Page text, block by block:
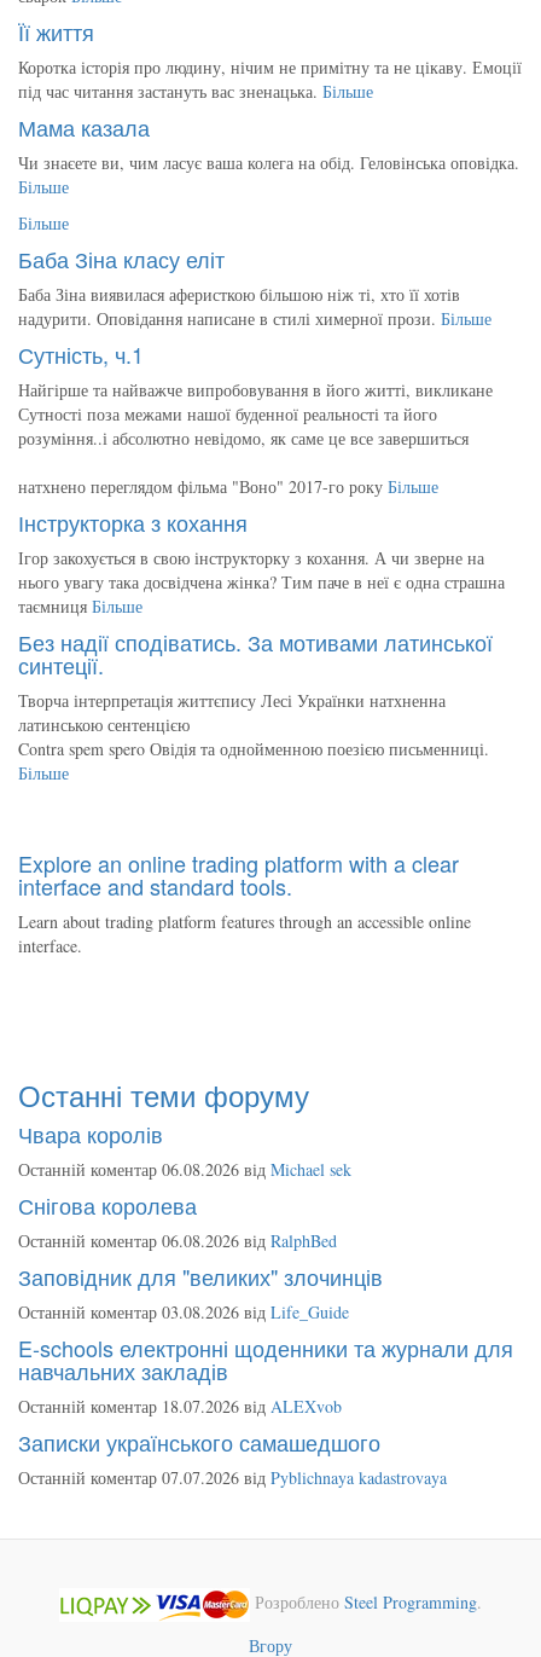
Її життя
Коротка історія про людину, нічим не примітну та не цікаву. Емоції
під час читання застануть вас зненацька. Більше
Мама казала
Чи знаєете ви, чим ласує ваша колега на обід. Геловінська оповідка.
Більше
Більше
Баба Зіна класу еліт
Баба Зіна виявилася аферисткою більшою ніж ті, хто її хотів
надурити. Оповідання написане в стилі химерної прози. Більше
Сутність, ч.1
Найгірше та найважче випробовування в його житті, викликане
Сутності поза межами нашої буденної реальності та його
розуміння..і абсолютно невідомо, як саме це все завершиться
натхнено переглядом фільма "Воно" 2017-го року Більше
Інструкторка з кохання
Ігор закохується в свою інструкторку з кохання. А чи зверне на
нього увагу така досвідчена жінка? Тим паче в неї є одна страшна
таємниця Більше
Без надії сподіватись. За мотивами латинської
синтеції.
Творча інтерпретація життєпису Лесі Українки натхненна
латинською сентенцією
Contra spem spero Овідія та однойменною поезією письменниці.
Більше
Explore an online trading platform with a clear
interface and standard tools.
Learn about trading platform features through an accessible online
interface.
Останні теми форуму
Чвара королів
Останній коментар 06.08.2026 від Michael sek
Снігова королева
Останній коментар 06.08.2026 від RalphBed
Заповідник для "великих" злочинців
Останній коментар 03.08.2026 від Life_Guide
E-schools електронні щоденники та журнали для
навчальних закладів
Останній коментар 18.07.2026 від ALEXvob
Записки українського самашедшого
Останній коментар 07.07.2026 від Pyblichnaya kadastrovaya
Розроблено Steel Programming.
Вгору